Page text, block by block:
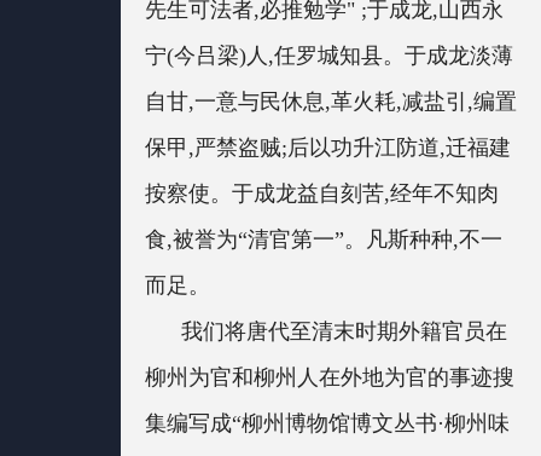
先生可法者,必推勉学" ;于成龙,山西永
宁(今吕梁)人,任罗城知县。于成龙淡薄
自甘,一意与民休息,革火耗,减盐引,编置
保甲,严禁盗贼;后以功升江防道,迁福建
按察使。于成龙益自刻苦,经年不知肉
食,被誉为“清官第一”。凡斯种种,不一
而足。
我们将唐代至清末时期外籍官员在
柳州为官和柳州人在外地为官的事迹搜
集编写成“柳州博物馆博文丛书·柳州味